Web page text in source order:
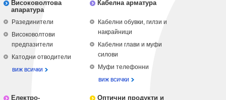
Високоволтова
апаратура
Разединители
Високоволтови
предпазители
Катодни отводители
виж всички
Кабелна арматура
Кабелни обувки, гилзи и
накрайници
Кабелни глави и муфи
силови
Муфи телефонни
виж всички
Електро-
Оптични продукти и